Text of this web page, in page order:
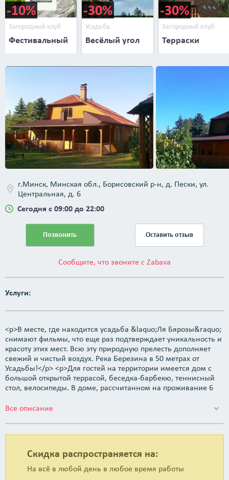
-10%
Загородный клуб
Фестивальный
-30%
Усадьба
Весёлый угол
-30%
Загородный клуб
Терраски
Скидка распространяется на:
На всё в любой день в любое время работы
г.Минск, Минская обл., Борисовский р-н, д. Пески, ул.
Центральная, д. 6
Сегодня с 09:00 до 22:00
Позвонить Оставить отзыв
Сообщите, что звоните с Zabava
Услуги:
<p>В месте, где находится усадьба &laquo;Ля Бярозы&raquo;
снимают фильмы, что еще раз подтверждает уникальность и
красоту этих мест. Всю эту природную прелесть дополняет
свежий и чистый воздух. Река Березина в 50 метрах от
Усадьбы!</p> <p>Для гостей на территории имеется дом с
большой открытой террасой, беседка-барбекю, теннисный
стол, велосипеды. В доме, рассчитанном на проживание 6
метров с печью и камином</li> <li>Оборудованная кухня с
Здесь можно самостоятельно готовить свои любимые
блюда. У местных можно купить сельскохозяйственную
<li>Небольшая комната с печью&nbsp;</li> <li>Баня</li>
<li>Санузел</li> <li>Интернет.</li> </ul> <p>Отдых в
Беларуси&nbsp;на реке Березине &ndash; это отличная
Все описание